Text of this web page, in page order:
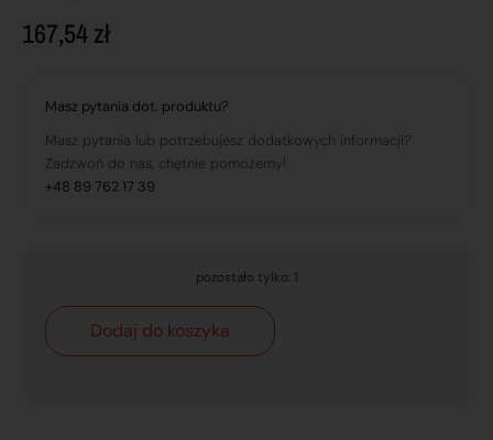
167,54zł
Masz pytania dot. produktu?
Masz pytania lub potrzebujesz dodatkowych informacji?
Zadzwoń do nas, chętnie pomożemy!
+48 89 762 17 39
pozostało tylko: 1
Dodaj do koszyka